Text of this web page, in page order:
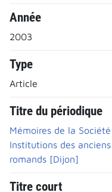
Année
2003
Type
Article
Titre du périodique
Mémoires de la
Institutions des
romands [Dijon]
Titre court